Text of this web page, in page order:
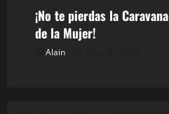
¡No te pierdas la Caravana
de la Mujer!
Alain